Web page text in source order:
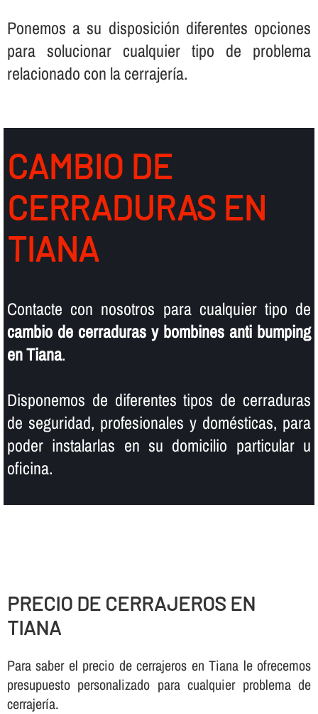
Ponemos a su disposición diferentes opciones
para solucionar cualquier tipo de problema
relacionado con la cerrajerí­a.
CAMBIO DE
CERRADURAS EN
TIANA
Contacte con nosotros para cualquier tipo de
cambio de cerraduras y bombines anti bumping
en Tiana.
Disponemos de diferentes tipos de cerraduras
de seguridad, profesionales y domésticas, para
poder instalarlas en su domicilio particular u
oficina.
PRECIO DE CERRAJEROS EN
TIANA
Para saber el precio de cerrajeros en Tiana le ofrecemos
presupuesto personalizado para cualquier problema de
cerrajerí­a.